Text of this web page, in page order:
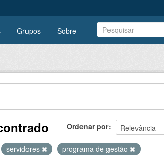
Grupos Sobre
Ordenar por
servidores programa de gestão